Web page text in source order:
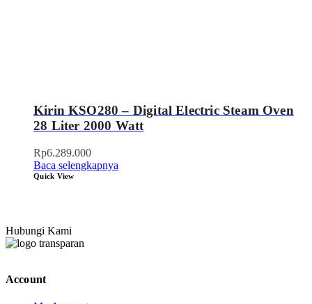
Kirin KSO280 – Digital Electric Steam Oven
28 Liter 2000 Watt
Rp6.289.000
Baca selengkapnya
Quick View
Hubungi Kami
Account